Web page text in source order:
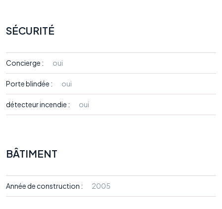
SÉCURITÉ
Concierge : oui
Porte blindée : oui
détecteur incendie : oui
BÂTIMENT
Année de construction : 2005